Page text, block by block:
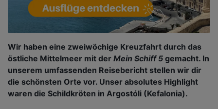
Wir haben eine zweiwöchige Kreuzfahrt durch das
östliche Mittelmeer mit der Mein Schiff 5 gemacht. In
unserem umfassenden Reisebericht stellen wir dir
die schönsten Orte vor. Unser absolutes Highlight
waren die Schildkröten in Argostóli (Kefalonia).